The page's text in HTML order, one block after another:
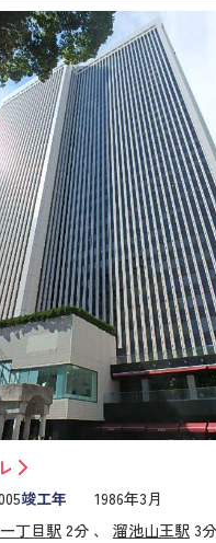
竣工年
1986年3月
丁目駅 2分 、 溜池山王駅 3分